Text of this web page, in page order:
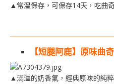
▲常溫保存，可保存14天，吃曲
【短腿阿鹿】原味曲
▲滿溢的奶香氣，經典原味的純